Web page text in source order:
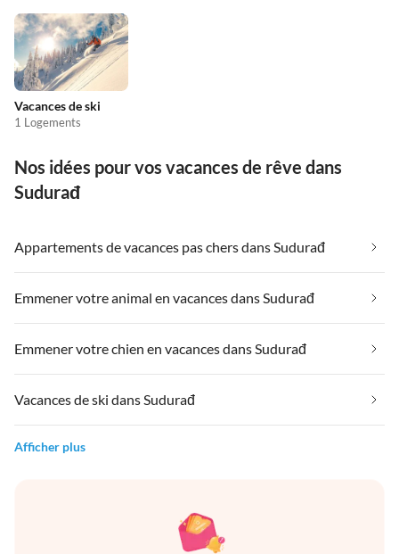
Vacances de ski
1 Logements
Nos idées pour vos vacances de rêve dans
Sudurađ
Appartements de vacances pas chers dans Sudurađ
Emmener votre animal en vacances dans Sudurađ
Emmener votre chien en vacances dans Sudurađ
Vacances de ski dans Sudurađ
Afficher plus